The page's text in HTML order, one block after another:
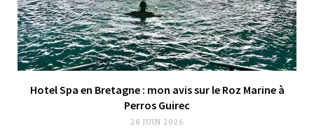
Hotel Spa en Bretagne : mon avis sur le Roz Marine à
Perros Guirec
28 JUIN 2026